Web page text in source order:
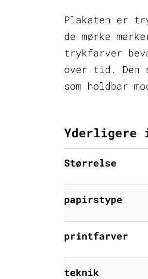
Plakaten er
de mørke
trykfarver
over tid. Den
som holdbar
Yderligere
Størrelse
papirstype
printfarver
teknik